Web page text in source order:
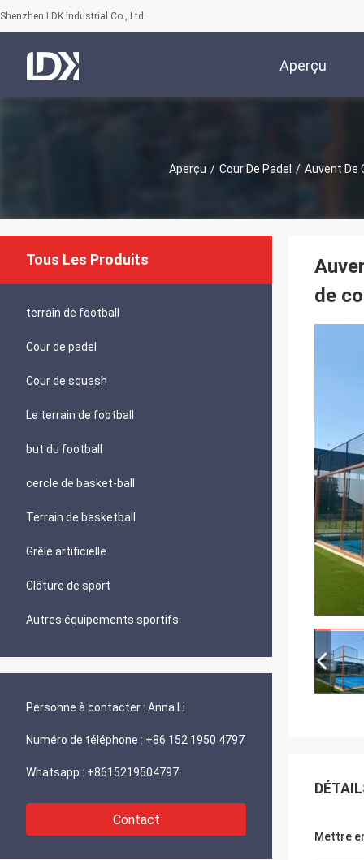
Shenzhen LDK Industrial Co., Ltd.
Aperçu
Aperçu / Cour De Padel / Auvent De
Tous Les Produits
terrain de football
Cour de padel
Cour de squash
Le terrain de football
but du football
cercle de basket-ball
Terrain de basketball
Grêle artificielle
Clôture de sport
Autres équipements sportifs
Personne à contacter : Anna Li
Numéro de téléphone : +86 152 1950 4797
Whatsapp : +8615219504797
Contact
de
Mettre